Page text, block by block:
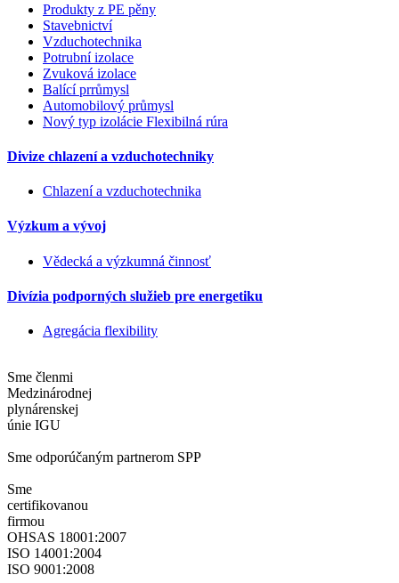
Produkty z PE pěny
Stavebnictví
Vzduchotechnika
Potrubní izolace
Zvuková izolace
Balící prrůmysl
Automobilový průmysl
Nový typ izolácie Flexibilná rúra
Divize chlazení a vzduchotechniky
Chlazení a vzduchotechnika
Výzkum a vývoj
Vědecká a výzkumná činnosť
Divízia podporných služieb pre energetiku
Agregácia flexibility
Sme členmi
Medzinárodnej
plynárenskej
únie IGU
Sme odporúčaným partnerom SPP
Sme
certifikovanou
firmou
OHSAS 18001:2007
ISO 14001:2004
ISO 9001:2008